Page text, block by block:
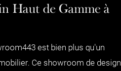
Haut de Gamme à
est bien plus qu'un
Ce showroom de design